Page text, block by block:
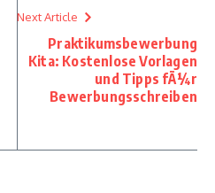
Next Article
Praktikumsbewerbung
Kita: Kostenlose Vorlagen
und Tipps fÃ¼r
Bewerbungsschreiben